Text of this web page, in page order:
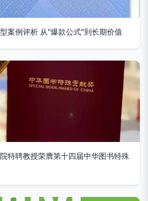
案例评析 从“爆款公式”到长期价值
特聘教授荣膺第十四届中华图书特殊